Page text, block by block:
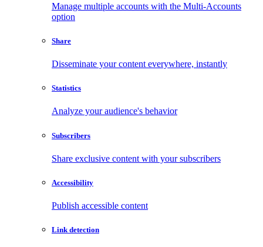
Manage multiple accounts with the Multi-Accounts
option
Share
Disseminate your content everywhere, instantly
Statistics
Analyze your audience's behavior
Subscribers
Share exclusive content with your subscribers
Accessibility
Publish accessible content
Link detection